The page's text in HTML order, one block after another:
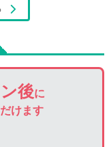
後に
けます